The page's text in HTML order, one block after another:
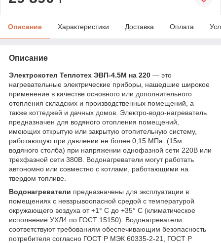
Описание Характеристики Доставка Оплата
Описание
Электрокотел Теплотех ЭВП-4.5М на 220 — это
нагревательные электрические приборы, нашедшие широкое
применение в качестве основного или дополнительного
отопления складских и производственных помещений, а
также коттеджей и дачных домов. Электро-водо-нагреватель
предназначен для водяного отопления помещений,
имеющих открытую или закрытую отопительную систему,
работающую при давлении не более 0,15 МПа. (15м
водяного столба) при напряжении однофазной сети 220В или
трехфазной сети 380В. Водонагреватели могут работать
автономно или совместно с котлами, работающими на
твердом топливе.
Водонагреватели предназначены для эксплуатации в
помещениях с невзрывоопасной средой с температурой
окружающего воздуха от +1° С до +35° С (климатическое
исполнение УХЛ4 по ГОСТ 15150). Водонагреватели
соответствуют требованиям обеспечивающим безопасность
потребителя согласно ГОСТ Р МЭК 60335-2-21, ГОСТ Р